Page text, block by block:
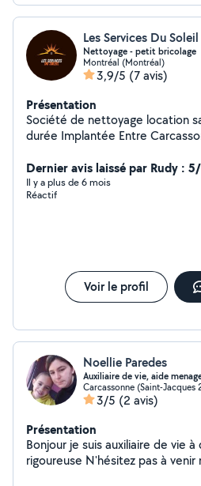
Les Services Du
Nettoyage - petit bricolage
Montréal (Montréal)
3,9/5 (7 avis)
Présentation
Société de nettoyage location
durée Implantée Entre Carcassonne Castelnaudary et
en location saisonnière où courte durée. Une
professionnels du nettoyage
réactifs. Nos tranches horaires d'intervention : 10h - 16h
Dernier avis laissé par Rudy :
Il y a plus de 6 mois
Réactif
Voir le profil
Noellie Paredes
Auxiliaire de vie, aide
Carcassonne (Saint-Jacques
3/5 (2 avis)
Présentation
Bonjour je suis auxiliaire de vie à
rigoureuse N'hésitez pas à venir me voir en message